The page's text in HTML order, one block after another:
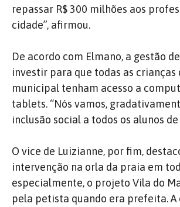
repassar R$ 300 milhões aos
cidade”, afirmou.
De acordo com Elmano, a gestão
investir para que todas as crianças
municipal tenham acesso a
tablets. “Nós vamos,
inclusão social a todos os alunos de
O vice de Luizianne, por fim,
intervenção na orla da praia em
especialmente, o projeto Vila do
pela petista quando era prefeita. A